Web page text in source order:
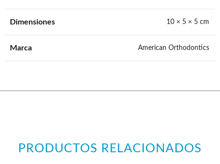
Dimensiones 10 × 5 × 5 cm
Marca American Orthodontics
PRODUCTOS RELACIONADOS